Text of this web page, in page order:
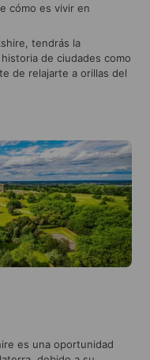
cómo es vivir en
tendrás la
de ciudades como
de relajarte a orillas del
es una oportunidad